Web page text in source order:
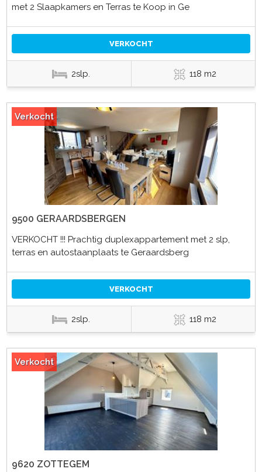
met 2 Slaapkamers en Terras te Koop in Ge
VERKOCHT
2slp. 118 m2
Verkocht
9500 GERAARDSBERGEN
VERKOCHT !!! Prachtig duplexappartement met 2 slp,
terras en autostaanplaats te Geraardsberg
VERKOCHT
2slp. 118 m2
Verkocht
9620 ZOTTEGEM